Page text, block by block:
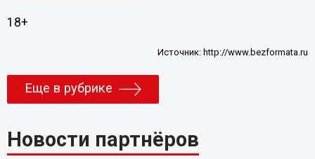
18+
Источник: http://www.bezformata.ru
Еще в рубрике
Новости партнёров